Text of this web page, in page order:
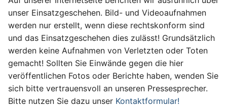
unser Einsatzgeschehen. Bild- und Videoaufnahmen
werden nur erstellt, wenn diese rechtskonform sind
und das Einsatzgeschehen dies zulässt! Grundsätzlich
werden keine Aufnahmen von Verletzten oder Toten
gemacht! Sollten Sie Einwände gegen die hier
veröffentlichen Fotos oder Berichte haben, wenden Sie
sich bitte vertrauensvoll an unseren Pressesprecher.
Bitte nutzen Sie dazu unser Kontaktformular!